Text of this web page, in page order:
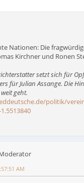
Nationen: Die
Kirchner und Ronen
setzt sich für
für Julian Assange. Die
geht.
politik/
AM